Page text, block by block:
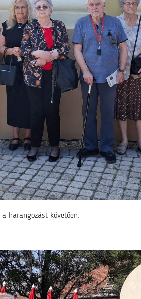
harangozást követően.